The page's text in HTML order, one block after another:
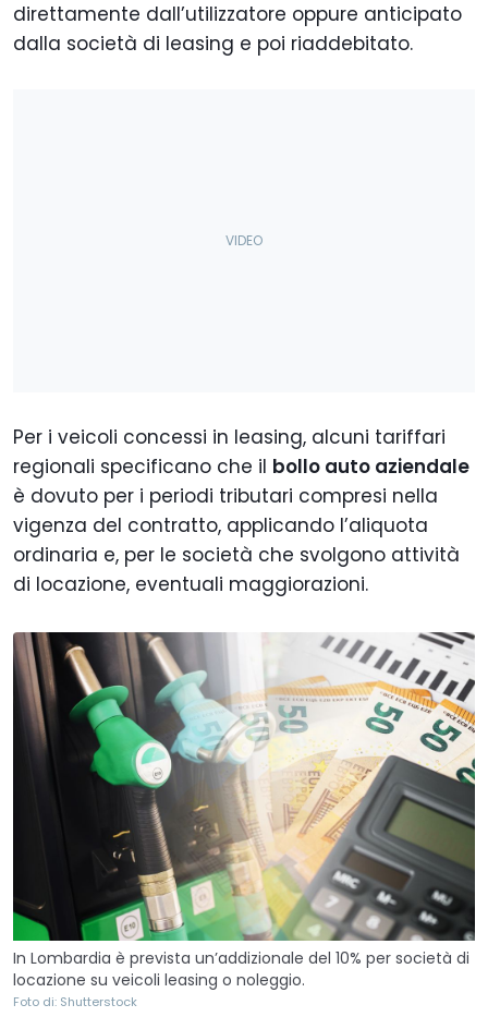
direttamente dall’utilizzatore oppure anticipato
dalla società di leasing e poi riaddebitato.
Per i veicoli concessi in leasing, alcuni tariffari
regionali specificano che il bollo auto aziendale
è dovuto per i periodi tributari compresi nella
vigenza del contratto, applicando l’aliquota
ordinaria e, per le società che svolgono attività
di locazione, eventuali maggiorazioni.
In Lombardia è prevista un’addizionale del 10% per società di
locazione su veicoli leasing o noleggio.
Foto di: Shutterstock